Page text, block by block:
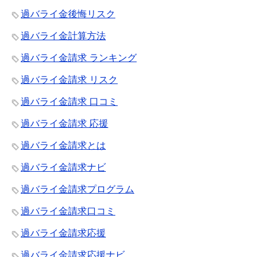
過バライ金後悔リスク
過バライ金計算方法
過バライ金請求 ランキング
過バライ金請求 リスク
過バライ金請求 口コミ
過バライ金請求 応援
過バライ金請求とは
過バライ金請求ナビ
過バライ金請求プログラム
過バライ金請求口コミ
過バライ金請求応援